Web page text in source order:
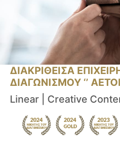
ΔΙΑΚΡΙΘΕΙΣΑ
ΔΙΑΓΩΝΙΣΜΟΥ ‘’ ΑΕΤΟΙ
Linear | Creative